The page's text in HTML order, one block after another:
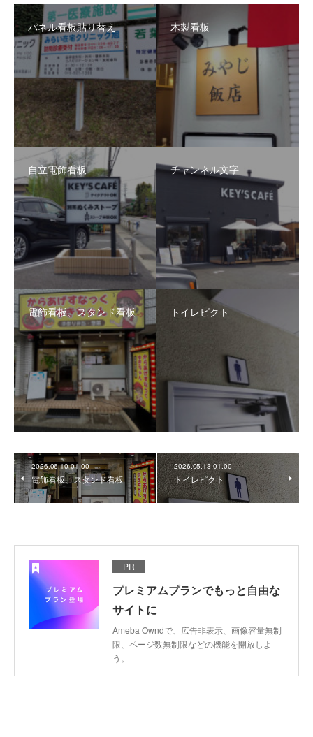
パネル看板貼り替え 木製看板
自立電飾看板 チャンネル文字
電飾看板、スタンド看板 トイレピクト
2026.06.10 01:00
電飾看板、スタンド看板
2026.05.13 01:00
トイレピクト
PR
プレミアムプランでもっと自由な
サイトに
Ameba Owndで、広告非表示、画像容量無制
限、ページ数無制限などの機能を開放しよ
う。